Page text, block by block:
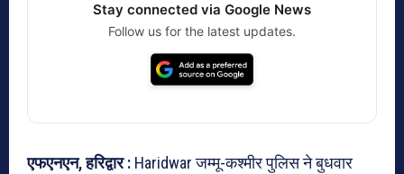
Stay connected via Google News
Follow us for the latest updates.
एफएनएन, हरिद्वार : Haridwar जम्मू-कश्मीर पुलिस ने बुधवार